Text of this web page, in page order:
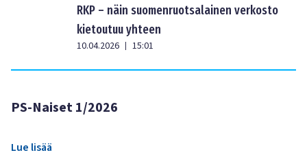
RKP – näin suomenruotsalainen verkosto
kietoutuu yhteen
10.04.2026 | 15:01
PS-Naiset 1/2026
Lue lisää